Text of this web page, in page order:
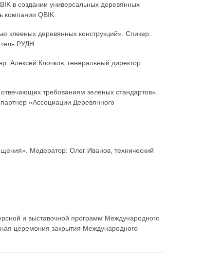
в создании универсальных деревянных
компании QBIK.
клееных деревянных конструкций». Спикер:
РУДН.
Алексей Клочков, генеральный директор
требованиям зеленых стандартов».
«Ассоциации Деревянного
Модератор: Олег Иванов, технический
и выставочной программ Международного
церемония закрытия Международного